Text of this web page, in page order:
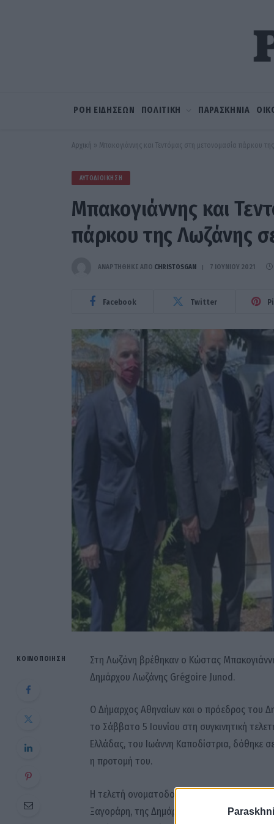
ΡΟΗ ΕΙΔΗΣΕΩΝ ΠΟΛΙΤΙΚΗ ΠΑΡΑΣΚΗΝΙΑ
Αρχική » Μπακογιάννης και Τεντόμας στη μετονομασία πάρκου
ΑΥΤΟΔΙΟΊΚΗΣΗ
Μπακογιάννης και
πάρκου της Λωζάνης
ΑΝΑΡΤΗΘΗΚΕ ΑΠΟ CHRISTOSGAN 7 ΙΟΥΝΊΟΥ 2021
Facebook Twitter
ΚΟΙΝΟΠΟΊΗΣΗ
Στη Λωζάνη βρέθηκαν ο Κώστας
Δημάρχου Λωζάνης Grégoire Junod.
Ο Δήμαρχος Αθηναίων και ο πρόεδρος του
το Σάββατο 5 Ιουνίου στη συγκινητική
Ελλάδας, του Ιωάννη Καποδίστρια, δόθηκε
η προτομή του.
Η τελετή ονοματοδοσίας πραγματοποιήθηκε
Ξαγοράρη, της Δημάρχου Κέρκυρας